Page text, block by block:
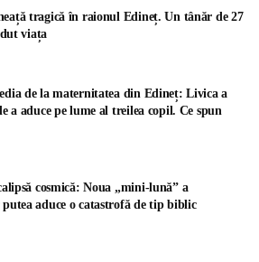
tragică în raionul Edineț. Un tânăr de 27
viața
de la maternitatea din Edineț: Livica a
a aduce pe lume al treilea copil. Ce spun
cosmică: Noua „mini-lună” a
aduce o catastrofă de tip biblic